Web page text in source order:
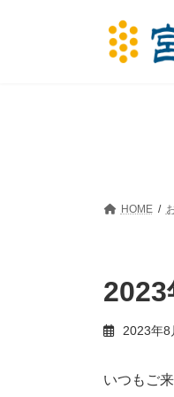
HOME
2023年8
いつもご